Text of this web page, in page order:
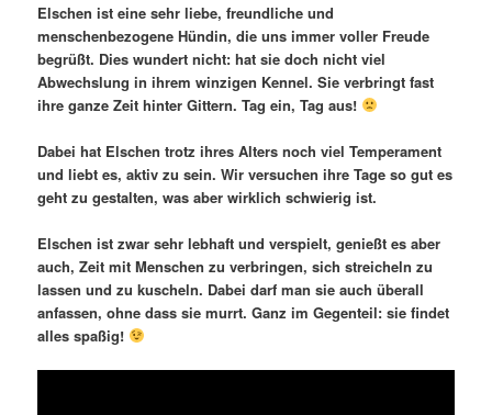
Elschen ist eine sehr liebe, freundliche und
menschenbezogene Hündin, die uns immer voller Freude
begrüßt. Dies wundert nicht: hat sie doch nicht viel
Abwechslung in ihrem winzigen Kennel. Sie verbringt fast
ihre ganze Zeit hinter Gittern. Tag ein, Tag aus!
Dabei hat Elschen trotz ihres Alters noch viel Temperament
und liebt es, aktiv zu sein. Wir versuchen ihre Tage so gut es
geht zu gestalten, was aber wirklich schwierig ist.
Elschen ist zwar sehr lebhaft und verspielt, genießt es aber
auch, Zeit mit Menschen zu verbringen, sich streicheln zu
lassen und zu kuscheln. Dabei darf man sie auch überall
anfassen, ohne dass sie murrt. Ganz im Gegenteil: sie findet
alles spaßig!